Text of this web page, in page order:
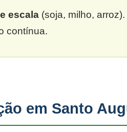
escala (soja, milho,
contínua.
em Santo